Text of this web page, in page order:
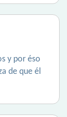
y por éso
de que él